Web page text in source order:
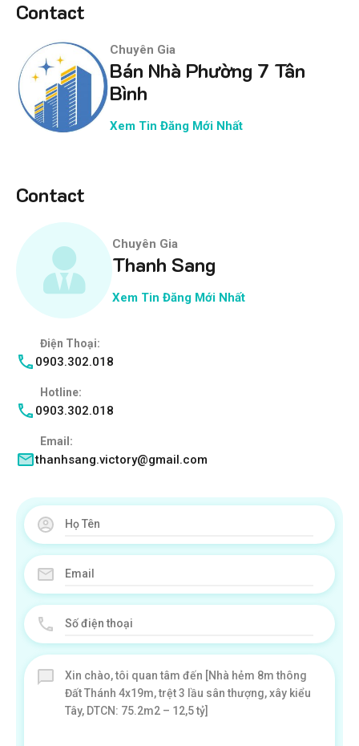
Contact
Chuyên Gia
Bán Nhà Phường 7 Tân
Bình
Xem Tin Đăng Mới Nhất
Contact
Chuyên Gia
Thanh Sang
Xem Tin Đăng Mới Nhất
Điện Thoại:
0903.302.018
Hotline:
0903.302.018
Email:
thanhsang.victory@gmail.com